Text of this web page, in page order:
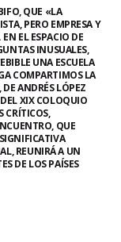
QUE «LA
PERO EMPRESA Y
EL ESPACIO DE
INUSUALES,
UNA ESCUELA
COMPARTIMOS LA
ANDRÉS LÓPEZ
XIX COLOQUIO
CRÍTICOS,
QUE
REUNIRÁ A UN
DE LOS PAÍSES